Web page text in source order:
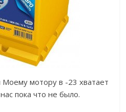
мотору в -23 хватает
пока что не было.